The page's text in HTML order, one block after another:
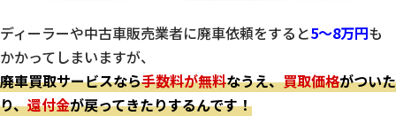
ディーラーや中古車販売業者に廃車依頼をすると5～8万円も
かかってしまいますが、
廃車買取サービスなら手数料が無料なうえ、買取価格がついた
り、還付金が戻ってきたりするんです！